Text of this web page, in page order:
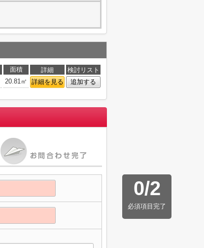
面積 詳細
検討リスト
20.81㎡ 詳細を見る 追加する
0/2
必須項目完了